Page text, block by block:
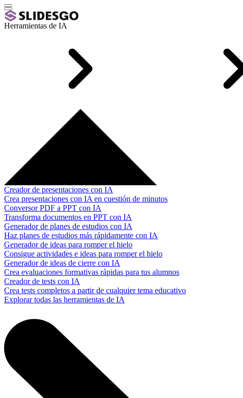
Herramientas de IA
Creador de presentaciones con IA
Crea presentaciones con IA en cuestión de minutos
Conversor PDF a PPT con IA
Transforma documentos en PPT con IA
Generador de planes de estudios con IA
Haz planes de estudios más rápidamente con IA
Generador de ideas para romper el hielo
Consigue actividades e ideas para romper el hielo
Generador de ideas de cierre con IA
Crea evaluaciones formativas rápidas para tus alumnos
Creador de tests con IA
Crea tests completos a partir de cualquier tema educativo
Explorar todas las herramientas de IA